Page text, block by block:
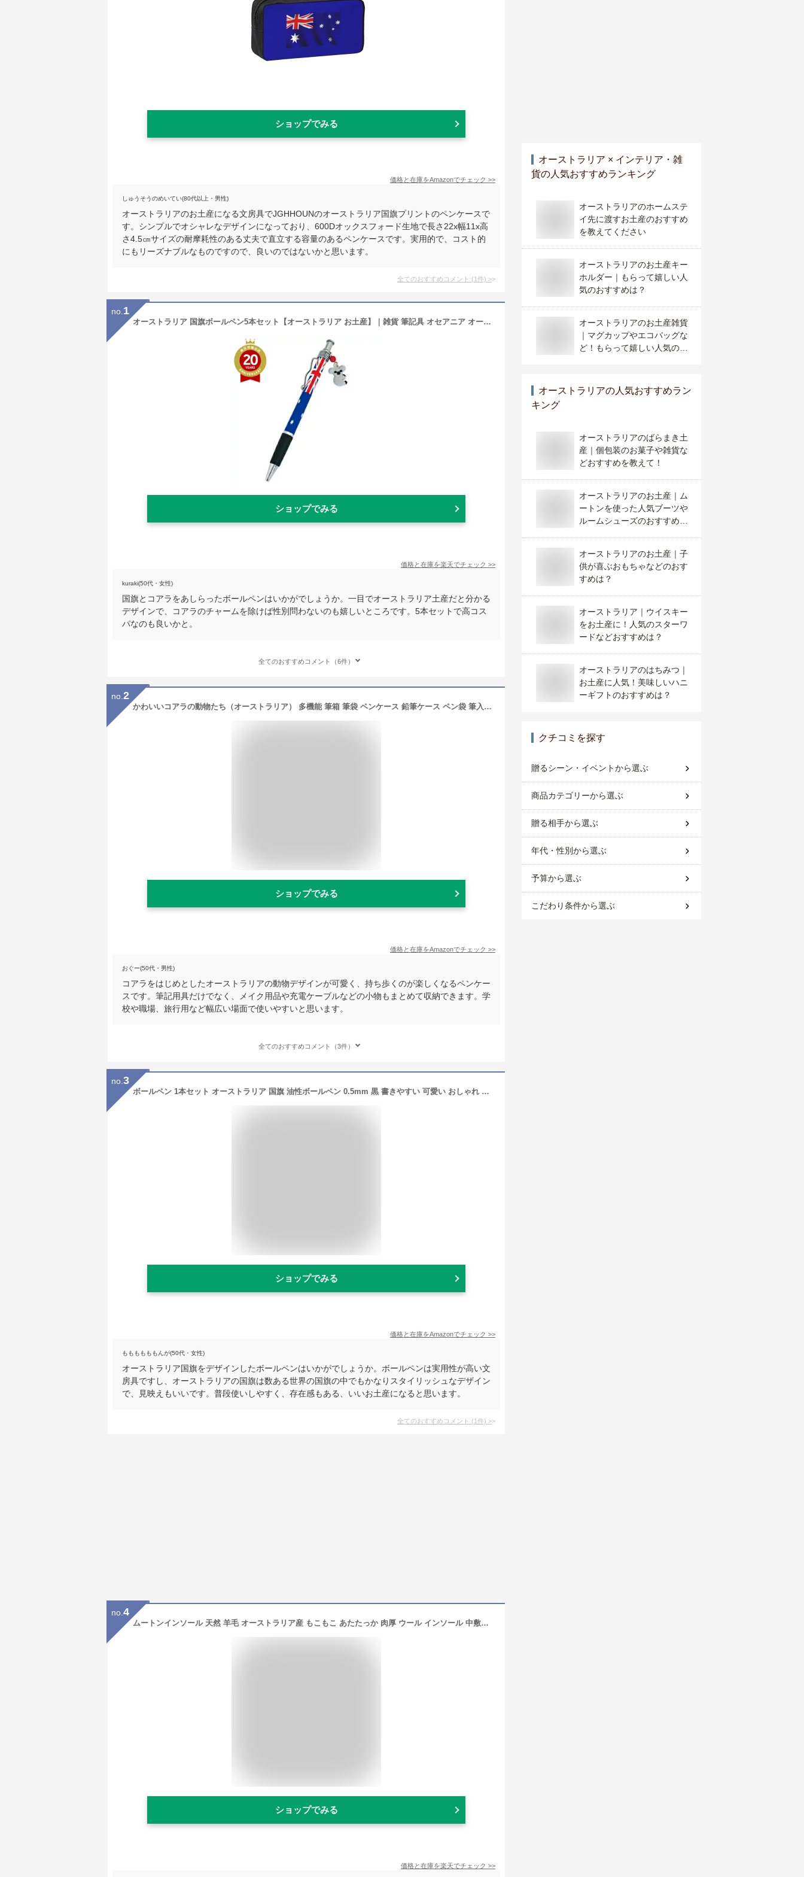
ショップでみる
価格と在庫をAmazonでチェック >>
しゅうそうのめいてい(80代以上・男性)
オーストラリアのお土産になる文房具でJGHHOUNのオーストラリア国旗プリントのペンケースで
す。シンプルでオシャレなデザインになっており、600Dオックスフォード生地で長さ22x幅11x高
さ4.5㎝サイズの耐摩耗性のある丈夫で直立する容量のあるペンケースです。実用的で、コスト的
にもリーズナブルなものですので、良いのではないかと思います。
全てのおすすめコメント (1件) >
no. 1
オーストラリア 国旗ボールペン5本セット【オーストラリア お土産】｜雑貨 筆記具 オセアニア オーストラリア土産 おみやげ
ショップでみる
価格と在庫を楽天でチェック >>
kuraki(50代・女性)
国旗とコアラをあしらったボールペンはいかがでしょうか。一目でオーストラリア土産だと分かる
デザインで、コアラのチャームを除けば性別問わないのも嬉しいところです。5本セットで高コス
パなのも良いかと。
全てのおすすめコメント（6件）
no. 2
かわいいコアラの動物たち（オーストラリア） 多機能 筆箱 筆袋 ペンケース 鉛筆ケース ペン袋 筆入れ 文房具箱 化粧ポーチ 筆入れ 小物収納
ショップでみる
価格と在庫をAmazonでチェック >>
おぐー(50代・男性)
コアラをはじめとしたオーストラリアの動物デザインが可愛く、持ち歩くのが楽しくなるペンケー
スです。筆記用具だけでなく、メイク用品や充電ケーブルなどの小物もまとめて収納できます。学
校や職場、旅行用など幅広い場面で使いやすいと思います。
全てのおすすめコメント（3件）
no. 3
ボールペン 1本セット オーストラリア 国旗 油性ボールペン 0.5mm 黒 書きやすい 可愛い おしゃれ 筆記具 文房具 軽量 学生用 手帳 ノート 業務用 オフィス 学校 自宅用 誕生日 入学お祝い プレゼント
ショップでみる
価格と在庫をAmazonでチェック >>
ももももももんが(50代・女性)
オーストラリア国旗をデザインしたボールペンはいかがでしょうか。ボールペンは実用性が高い文
房具ですし、オーストラリアの国旗は数ある世界の国旗の中でもかなりスタイリッシュなデザイン
で、見映えもいいです。普段使いしやすく、存在感もある、いいお土産になると思います。
全てのおすすめコメント (1件) >
no. 4
ムートンインソール 天然 羊毛 オーストラリア産 もこもこ あたたっか 肉厚 ウール インソール 中敷き ム ートン レディース メンズ 防寒 保温 蒸れない 長靴 スニーカー ブーツ
ショップでみる
価格と在庫を楽天でチェック >>
オーストラリア × インテリア・雑
貨の人気おすすめランキング
オーストラリアのホームステ
イ先に渡すお土産のおすすめ
を教えてください
オーストラリアのお土産キー
ホルダー｜もらって嬉しい人
気のおすすめは？
オーストラリアのお土産雑貨
｜マグカップやエコバッグな
ど！もらって嬉しい人気のお
オーストラリアの人気おすすめラン
キング
オーストラリアのばらまき土
産｜個包装のお菓子や雑貨な
どおすすめを教えて！
オーストラリアのお土産｜ム
ートンを使った人気ブーツや
ルームシューズのおすすめ
オーストラリアのお土産｜子
供が喜ぶおもちゃなどのおす
すめは？
オーストラリア｜ウイスキー
をお土産に！人気のスターワ
ードなどおすすめは？
オーストラリアのはちみつ｜
お土産に人気！美味しいハニ
ーギフトのおすすめは？
クチコミを探す
贈るシーン・イベントから選ぶ
商品カテゴリーから選ぶ
贈る相手から選ぶ
年代・性別から選ぶ
予算から選ぶ
こだわり条件から選ぶ